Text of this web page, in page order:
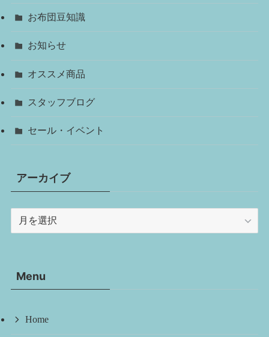
お布団豆知識
お知らせ
オススメ商品
スタッフブログ
セール・イベント
アーカイブ
ブMenu
Home